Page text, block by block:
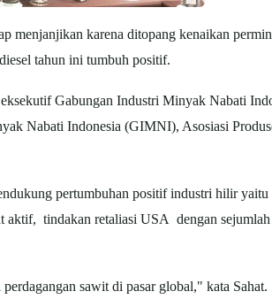
menjanjikan karena ditopang kenaikan
tahun ini tumbuh positif.
Gabungan Industri Minyak Nabati
Nabati Indonesia (GIMNI), Asosiasi
pertumbuhan positif industri hilir
aktif, tindakan retaliasi USA dengan
sawit di pasar global," kata Sahat.